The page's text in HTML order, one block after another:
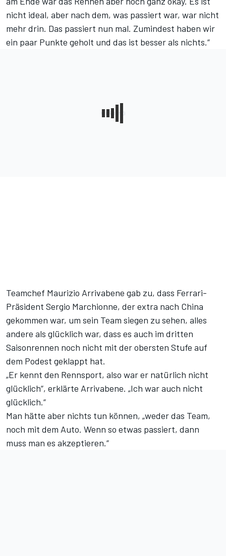
nicht ideal, aber nach dem, was passiert war, war nicht
mehr drin. Das passiert nun mal. Zumindest haben wir
ein paar Punkte geholt und das ist besser als nichts.“
Teamchef Maurizio Arrivabene gab zu, dass Ferrari-
Präsident Sergio Marchionne, der extra nach China
gekommen war, um sein Team siegen zu sehen, alles
andere als glücklich war, dass es auch im dritten
Saisonrennen noch nicht mit der obersten Stufe auf
dem Podest geklappt hat.
„Er kennt den Rennsport, also war er natürlich nicht
glücklich“, erklärte Arrivabene. „Ich war auch nicht
glücklich.“
Man hätte aber nichts tun können, „weder das Team,
noch mit dem Auto. Wenn so etwas passiert, dann
muss man es akzeptieren.“